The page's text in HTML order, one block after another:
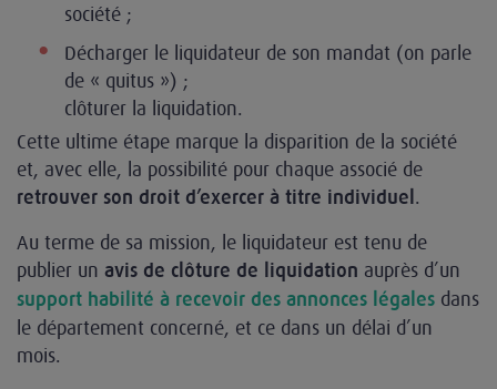
société ;
Décharger le liquidateur de son mandat (on parle
de « quitus ») ;
clôturer la liquidation.
Cette ultime étape marque la disparition de la société
et, avec elle, la possibilité pour chaque associé de
retrouver son droit d’exercer à titre individuel .
Au terme de sa mission, le liquidateur est tenu de
publier un avis de clôture de liquidation auprès d’un
support habilité à recevoir des annonces légales dans
le département concerné, et ce dans un délai d’un
mois.